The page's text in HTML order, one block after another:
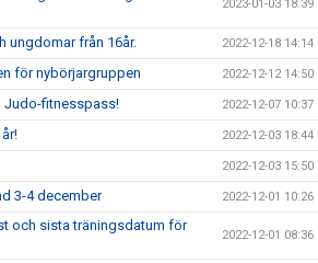
2023-01-03 18:39
ungdomar från 16år. 2022-12-18 14:14
för nybörjargruppen 2022-12-12 14:50
Judo-fitnesspass! 2022-12-07 10:37
2022-12-03 18:44
2022-12-03 15:50
3-4 december 2022-12-01 10:26
och sista träningsdatum för
2022-12-01 08:36